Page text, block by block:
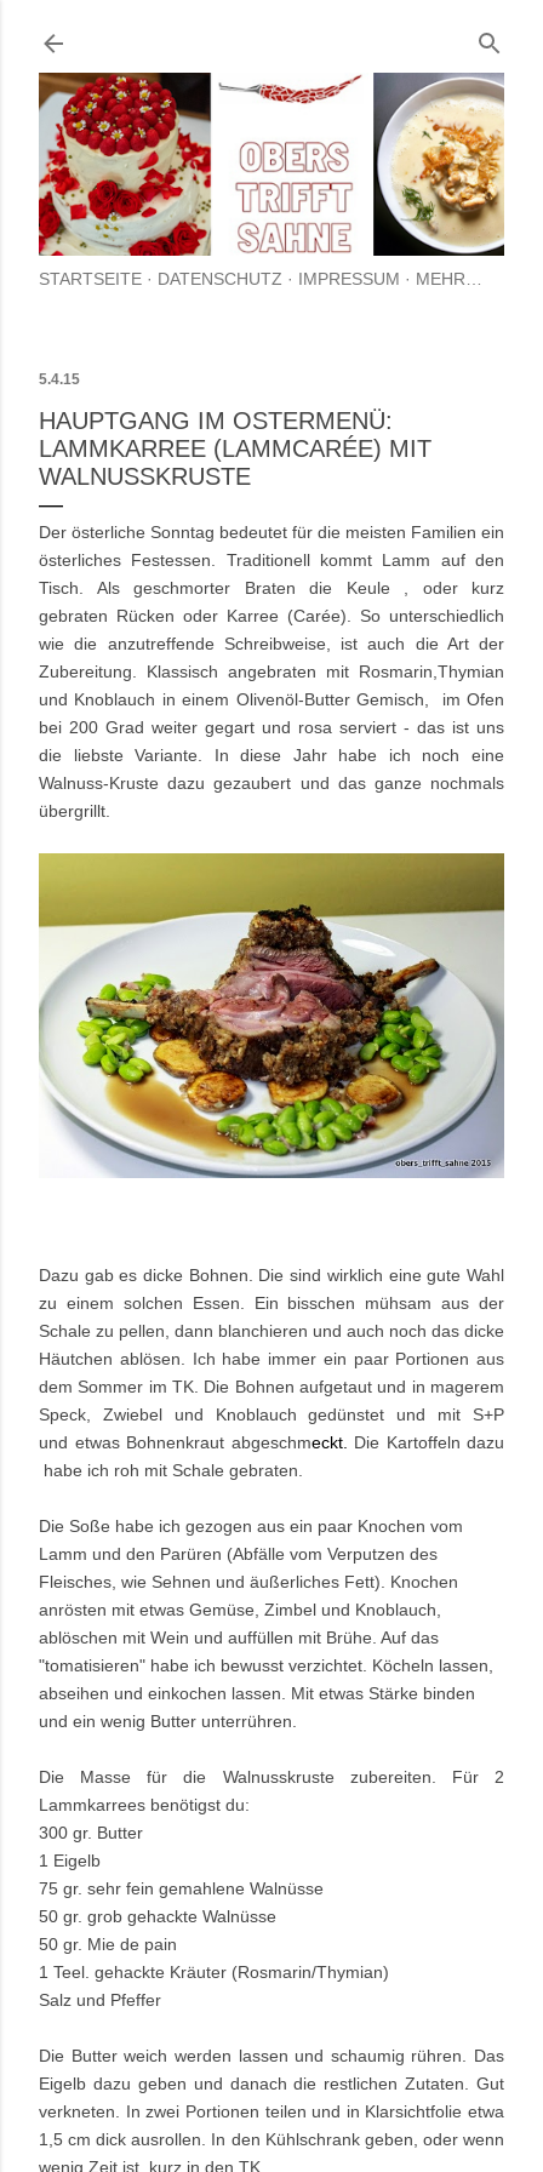
STARTSEITE DATENSCHUTZ IMPRESSUM MEHR…
5.4.15
HAUPTGANG IM OSTERMENÜ:
LAMMKARREE (LAMMCARÉE) MIT
WALNUSSKRUSTE
Der österliche Sonntag bedeutet für die meisten Familien ein
österliches Festessen. Traditionell kommt Lamm auf den
Tisch. Als geschmorter Braten die Keule , oder kurz
gebraten Rücken oder Karree (Carée). So unterschiedlich
wie die anzutreffende Schreibweise, ist auch die Art der
Zubereitung. Klassisch angebraten mit Rosmarin,Thymian
und Knoblauch in einem Olivenöl-Butter Gemisch, im Ofen
bei 200 Grad weiter gegart und rosa serviert - das ist uns
die liebste Variante. In diese Jahr habe ich noch eine
Walnuss-Kruste dazu gezaubert und das ganze nochmals
übergrillt.
Dazu gab es dicke Bohnen. Die sind wirklich eine gute Wahl
zu einem solchen Essen. Ein bisschen mühsam aus der
Schale zu pellen, dann blanchieren und auch noch das dicke
Häutchen ablösen. Ich habe immer ein paar Portionen aus
dem Sommer im TK. Die Bohnen aufgetaut und in magerem
Speck, Zwiebel und Knoblauch gedünstet und mit S+P
und etwas Bohnenkraut abgeschmeckt. Die Kartoffeln dazu
habe ich roh mit Schale gebraten.
Die Soße habe ich gezogen aus ein paar Knochen vom
Lamm und den Parüren (Abfälle vom Verputzen des
Fleisches, wie Sehnen und äußerliches Fett). Knochen
anrösten mit etwas Gemüse, Zimbel und Knoblauch,
ablöschen mit Wein und auffüllen mit Brühe. Auf das
"tomatisieren" habe ich bewusst verzichtet. Köcheln lassen,
abseihen und einkochen lassen. Mit etwas Stärke binden
und ein wenig Butter unterrühren.
Die Masse für die Walnusskruste zubereiten. Für 2
Lammkarrees benötigst du:
300 gr. Butter
1 Eigelb
75 gr. sehr fein gemahlene Walnüsse
50 gr. grob gehackte Walnüsse
50 gr. Mie de pain
1 Teel. gehackte Kräuter (Rosmarin/Thymian)
Salz und Pfeffer
Die Butter weich werden lassen und schaumig rühren. Das
Eigelb dazu geben und danach die restlichen Zutaten. Gut
verkneten. In zwei Portionen teilen und in Klarsichtfolie etwa
1,5 cm dick ausrollen. In den Kühlschrank geben, oder wenn
wenig Zeit ist, kurz in den TK.